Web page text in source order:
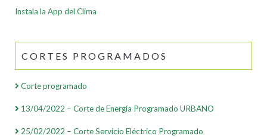
Instala la App del Clima
CORTES PROGRAMADOS
Corte programado
13/04/2022 – Corte de Energía Programado URBANO
25/02/2022 – Corte Servicio Eléctrico Programado